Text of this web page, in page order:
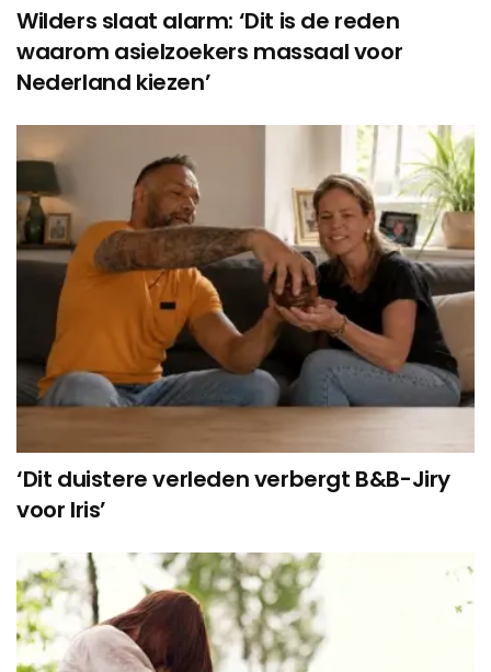
Wilders slaat alarm: ‘Dit is de reden
waarom asielzoekers massaal voor
Nederland kiezen’
‘Dit duistere verleden verbergt B&B-Jiry
voor Iris’